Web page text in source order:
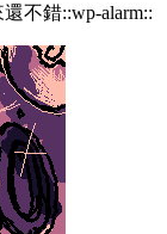
不錯::wp-alarm::